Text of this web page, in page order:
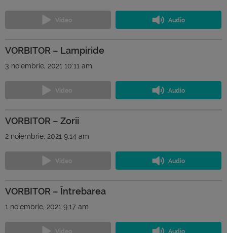
VORBITOR – Lampiride
3 noiembrie, 2021 10:11 am
VORBITOR – Zorii
2 noiembrie, 2021 9:14 am
VORBITOR – Întrebarea
1 noiembrie, 2021 9:17 am